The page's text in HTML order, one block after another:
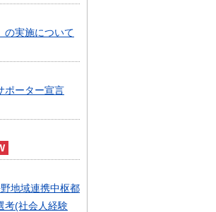
都市整備
選挙
統計・人口
広報・広聴
の実施について
ポーター宣言
地域連携中枢都
考(社会人経験